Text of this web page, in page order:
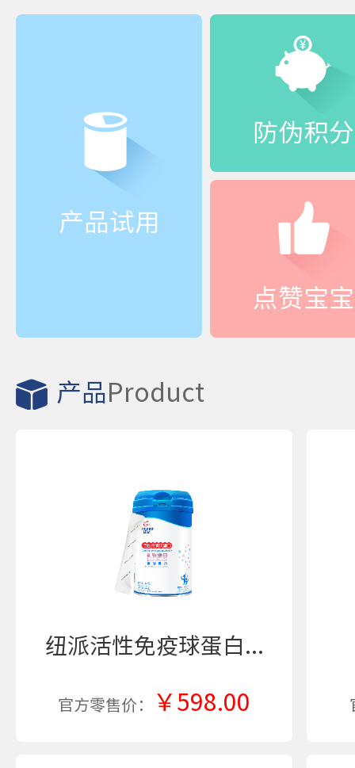
踏青游玩-好体质，
产品试用
防伪积分
点赞宝宝
产品 Product
纽派活性免疫球蛋白...
官方零售价： ￥598.00